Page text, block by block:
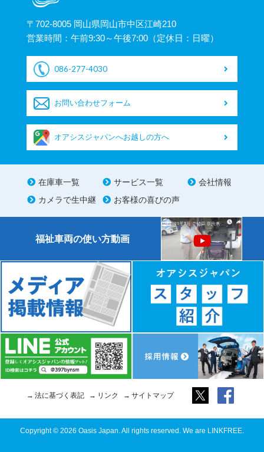
〒702-8005 岡山県岡山市中区江崎210
営業時間：午前9:30～午後7:00（定休日：日曜）
086-277-4030
お問い合わせフォーム
オアシスジャパンへお越しの方へ
在庫車一覧 サービス一覧
会社情報
カメラで生中継
お客様の喜びの声
福祉車両の使い方動画
法に基づく表記 リンク サイトマップ
Copyright © 2026 Oasis Japan. All rights reserved. We are LINKFREE.